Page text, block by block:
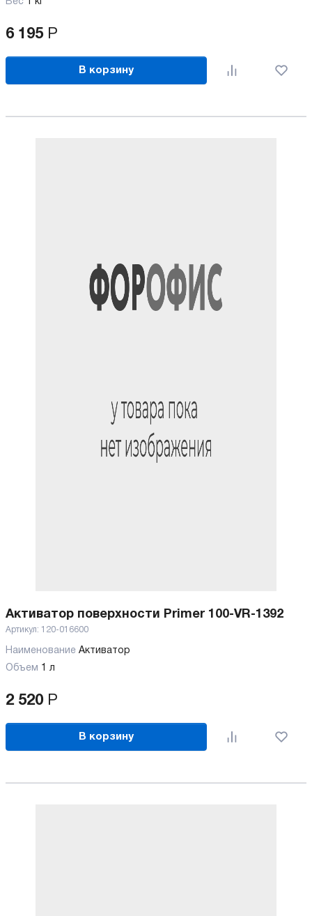
6 195 Р
В корзину
Активатор поверхности Primer 100-VR-1392
Артикул: 120-016600
Наименование Активатор
Объем 1 л
2 520 Р
В корзину